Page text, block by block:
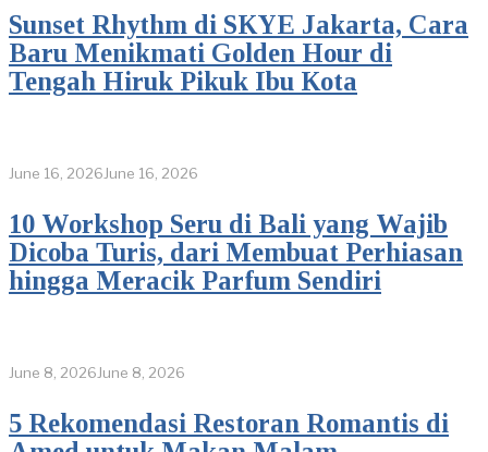
Sunset Rhythm di SKYE Jakarta, Cara
Baru Menikmati Golden Hour di
Tengah Hiruk Pikuk Ibu Kota
June 16, 2026June 16, 2026
10 Workshop Seru di Bali yang Wajib
Dicoba Turis, dari Membuat Perhiasan
hingga Meracik Parfum Sendiri
June 8, 2026June 8, 2026
5 Rekomendasi Restoran Romantis di